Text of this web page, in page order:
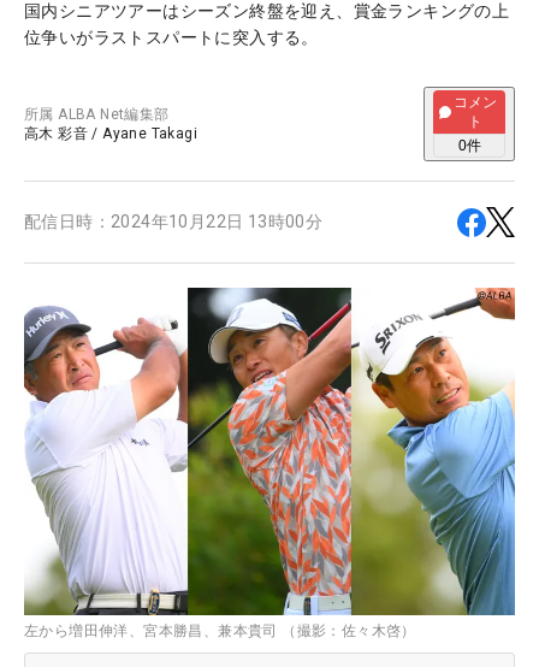
国内シニアツアーはシーズン終盤を迎え、賞金ランキングの上
位争いがラストスパートに突入する。
所属ALBA Net編集部
高木 彩音 /Ayane Takagi
コメン
ト
0件
配信日時： 2024年10月22日 13時00分
左から増田伸洋、宮本勝昌、兼本貴司 （撮影：佐々木啓）